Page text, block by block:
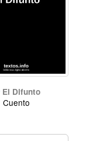
El Difunto
Cuento